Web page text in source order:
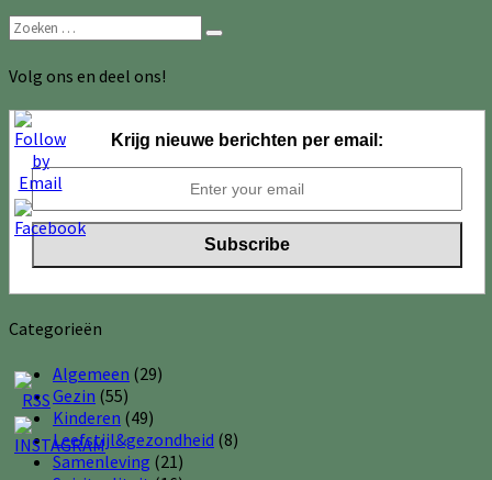
Zoeken
naar:
Zoeken
Volg ons en deel ons!
Krijg nieuwe berichten per email:
Categorieën
Algemeen (29)
Gezin (55)
Kinderen (49)
Leefstijl&gezondheid (8)
Samenleving (21)